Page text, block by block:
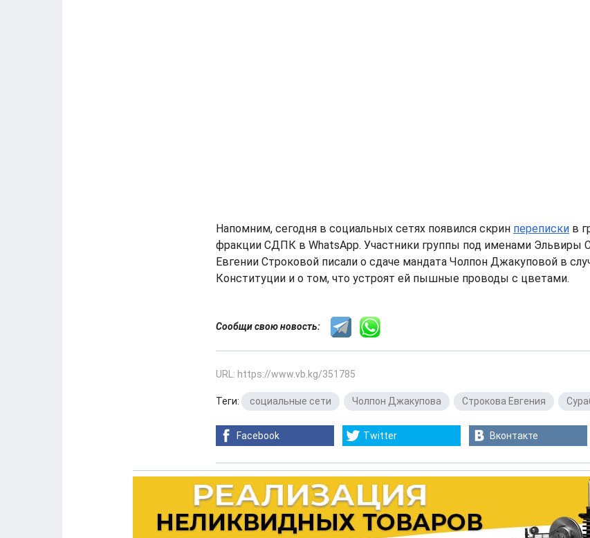
Напомним, сегодня в социальных сетях появился скрин переписки в
фракции СДПК в WhatsApp. Участники группы под именами Эльвиры
Евгении Строковой писали о сдаче мандата Чолпон Джакуповой в
Конституции и о том, что устроят ей пышные проводы с цветами.
Сообщи свою новость:
URL: https://www.vb.kg/351785
Теги: социальные сети Чолпон Джакупова Строкова Евгения
Facebook Twitter Вконтакте